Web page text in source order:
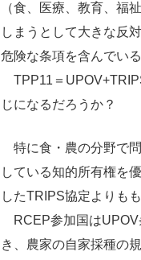
（食、医療、教育、福
しまうとして大きな反
危険な条項を含んでいる
TPP11＝
じになるだろうか？
特に食・農の分野で
している知的所有権を
したTRIPS協定よりも
RCEP参加国はUPOV
き、農家の自家採種の